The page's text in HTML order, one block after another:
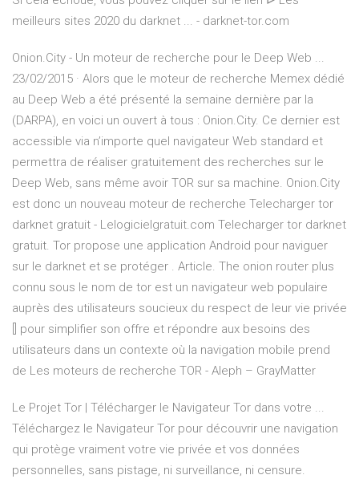
meilleurs sites 2020 du darknet ... - darknet-tor.com
Onion.City - Un moteur de recherche pour le Deep Web ...
23/02/2015 · Alors que le moteur de recherche Memex dédié
au Deep Web a été présenté la semaine dernière par la
(DARPA), en voici un ouvert à tous : Onion.City. Ce dernier est
accessible via n’importe quel navigateur Web standard et
permettra de réaliser gratuitement des recherches sur le
Deep Web, sans même avoir TOR sur sa machine. Onion.City
est donc un nouveau moteur de recherche Telecharger tor
darknet gratuit - Lelogicielgratuit.com Telecharger tor darknet
gratuit. Tor propose une application Android pour naviguer
sur le darknet et se protéger . Article. The onion router plus
connu sous le nom de tor est un navigateur web populaire
auprès des utilisateurs soucieux du respect de leur vie privée
[] pour simplifier son offre et répondre aux besoins des
utilisateurs dans un contexte où la navigation mobile prend
de Les moteurs de recherche TOR - Aleph – GrayMatter
Le Projet Tor | Télécharger le Navigateur Tor dans votre ...
Téléchargez le Navigateur Tor pour découvrir une navigation
qui protège vraiment votre vie privée et vos données
personnelles, sans pistage, ni surveillance, ni censure.